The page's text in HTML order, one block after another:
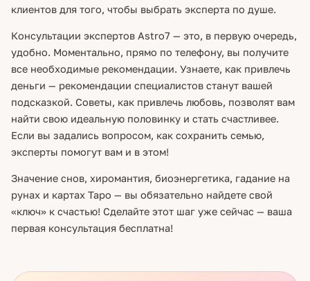
клиентов для того, чтобы выбрать эксперта по душе.
Консультации экспертов Astro7 — это, в первую очередь,
удобно. Моментально, прямо по телефону, вы получите
все необходимые рекомендации. Узнаете, как привлечь
деньги — рекомендации специалистов станут вашей
подсказкой. Советы, как привлечь любовь, позволят вам
найти свою идеальную половинку и стать счастливее.
Если вы задались вопросом, как сохранить семью,
эксперты помогут вам и в этом!
Значение снов, хиромантия, биоэнергетика, гадание на
рунах и картах Таро — вы обязательно найдете свой
«ключ» к счастью! Сделайте этот шаг уже сейчас — ваша
первая консультация бесплатна!